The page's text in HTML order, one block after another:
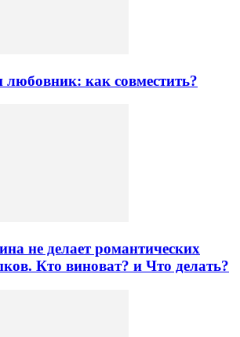
как совместить?
не делает романтических
Кто виноват? и Что делать?